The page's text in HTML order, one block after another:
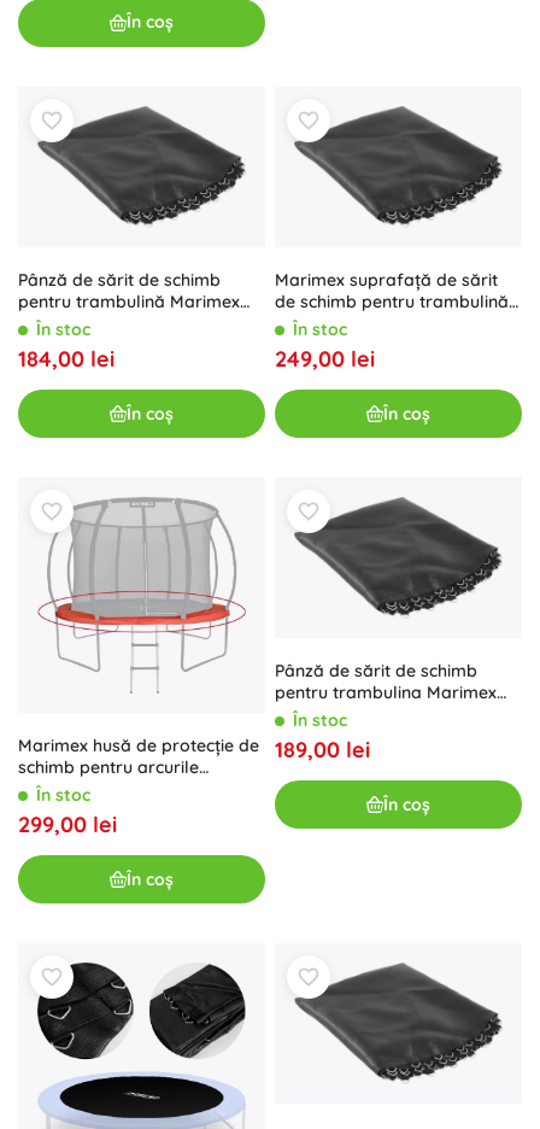
În coș
Pânză de sărit de schimb
pentru trambulină Marimex
305 cm (54 arcuri, diametru
În stoc
184,00 lei
În coș
Marimex suprafață de sărit
de schimb pentru trambulină
Premium 396 cm (80 arcuri)
În stoc
249,00 lei
În coș
Marimex husă de protecție de
schimb pentru arcurile
trambulinei Premium 305 cm
În stoc
299,00 lei
În coș
Pânză de sărit de schimb
pentru trambulina Marimex
305 cm (64 arcuri, diametru
În stoc
189,00 lei
În coș